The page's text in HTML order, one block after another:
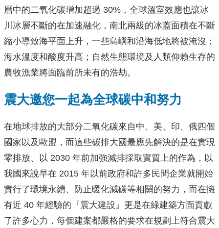
層中的二氧化碳增加超過 30%，全球溫室效應也讓冰
川冰層不斷的在加速融化，南北兩級的冰蓋面積在不斷
縮小導致海平面上升，一些島嶼和沿海低地將被淹沒；
海水溫度和酸度升高；自然生態環境及人類仰賴生存的
農牧漁業將面臨前所未有的浩劫。
震大邀您一起為全球碳中和努力
在地球排放的大部分二氧化碳來自中、美、印、俄四個
國家以及歐盟，而這些碳排大國最應先解決的是在實現
零排放、以 2030 年前加強減排採取實質上的作為，以
我國來說早在 2015 年以前政府和許多民間企業就開始
實行了環境永續、防止暖化減碳等相關的努力，而在擁
有近 40 年經驗的『震大建設』更是在綠建築方面貢獻
了許多心力，每個建案都嚴格的要求在規劃上符合震大